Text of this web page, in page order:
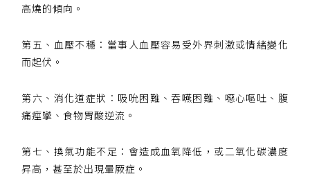
高燒的傾向。
第五、血壓不穩：當事人血壓容易受外界刺激或情緒變化
而起伏。
第六、消化道症狀：吸吮困難、吞嚥困難、噁心嘔吐、腹
痛痙攣、食物胃酸逆流。
第七、換氣功能不足：會造成血氧降低，或二氧化碳濃度
昇高，甚至於出現暈厥症。